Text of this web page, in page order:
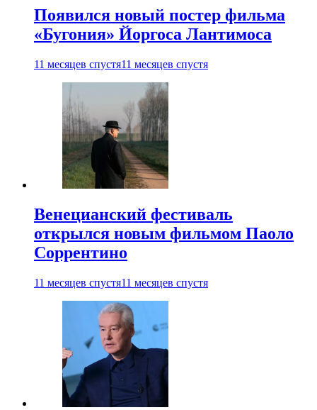
Появился новый постер фильма
«Бугония» Йоргоса Лантимоса
11 месяцев спустя11 месяцев спустя
Венецианский фестиваль
открылся новым фильмом Паоло
Соррентино
11 месяцев спустя11 месяцев спустя